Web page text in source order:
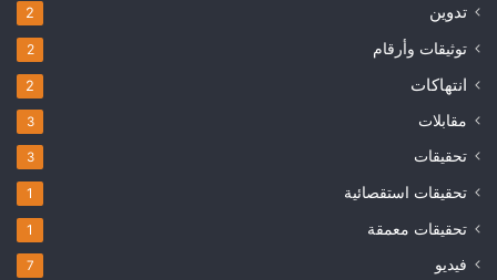
تدوين 2
توثيقات وأرقام 2
انتهاكات 2
مقابلات 3
تحقيقات 3
تحقيقات استقصائية 1
تحقيقات معمقة 1
فيديو 7